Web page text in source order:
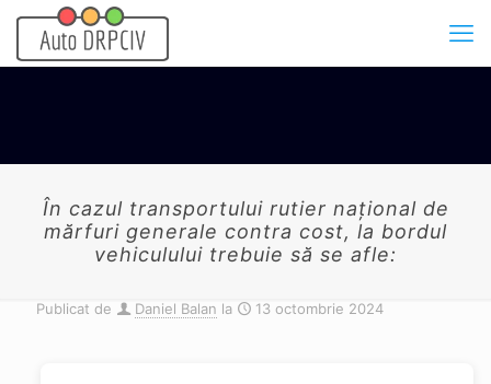
În cazul transportului rutier naţional de
mărfuri generale contra cost, la bordul
vehiculului trebuie să se afle:
Publicat de Daniel Balan la 13 octombrie 2024